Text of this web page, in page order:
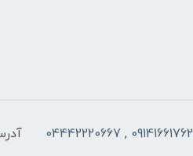
09141661762 , 04442220667